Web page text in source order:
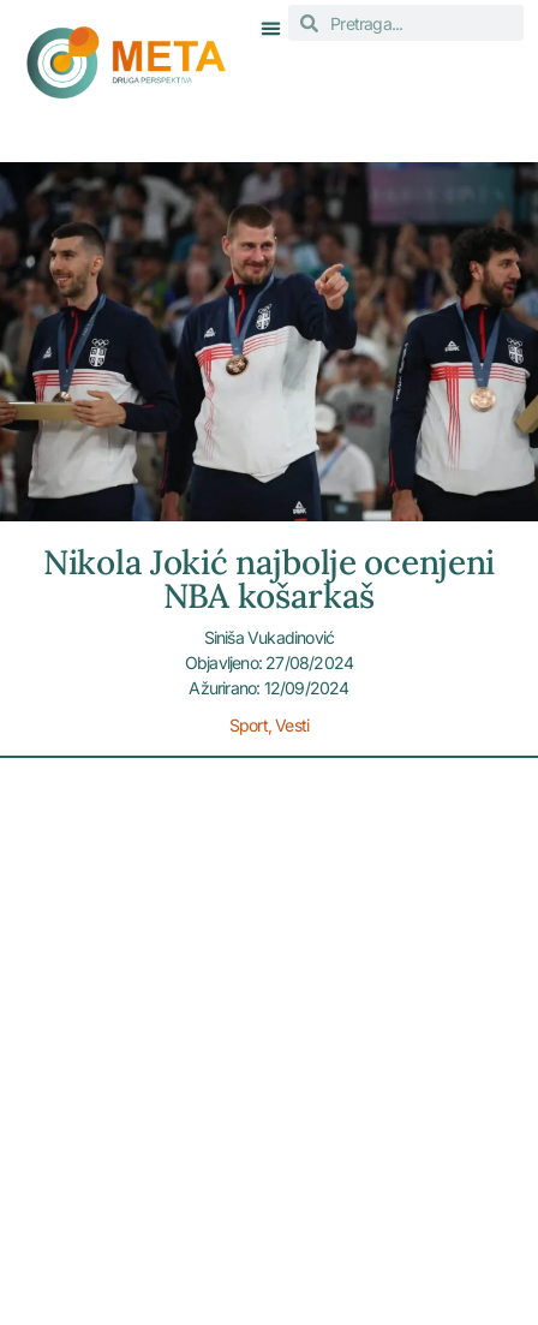
Nikola Jokić najbolje ocenjeni
NBA košarkaš
Siniša Vukadinović
Objavljeno: 27/08/2024
Ažurirano: 12/09/2024
Sport,Vesti